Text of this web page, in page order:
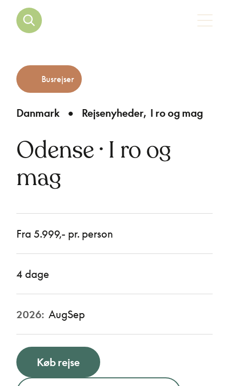
Danmark Rejsenyheder I ro og mag
Busrejser
Odense · I ro og
mag
Fra 5.999,- pr. person
4 dage
2026: AugSep
Køb rejse